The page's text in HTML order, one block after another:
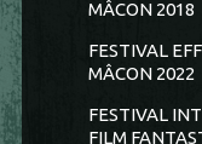
MÂCON 2018
FESTIVAL
MÂCON 2022
FESTIVAL
FILM